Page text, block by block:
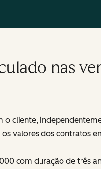
nas
o cliente,
valores dos contratos
com duração de três